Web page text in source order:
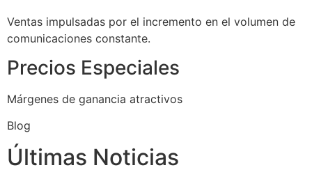
Ventas impulsadas por el incremento en el volumen de
comunicaciones constante.
Precios Especiales
Márgenes de ganancia atractivos
Blog
Últimas Noticias